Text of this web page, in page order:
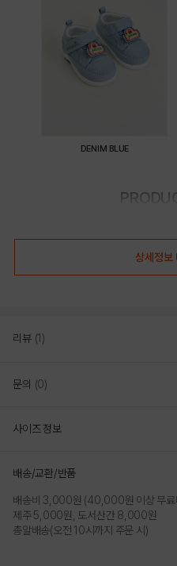
DENIM BLUE
상세정보
리뷰 (1)
문의 (0)
사이즈 정보
배송/교환/반품
배송비 3,000원 (40,000원 이상 무료
제주 5,000원, 도서산간 8,000원
총알배송(오전 10시까지 주문 시)